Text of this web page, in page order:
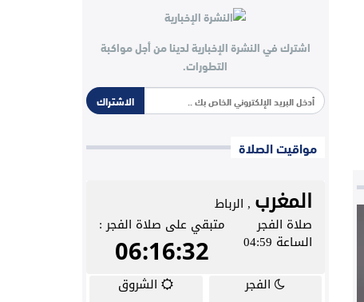
اشترك في النشرة الإخبارية لدينا من أجل مواكبة
التطورات.
الاشتراك
مواقيت الصلاة